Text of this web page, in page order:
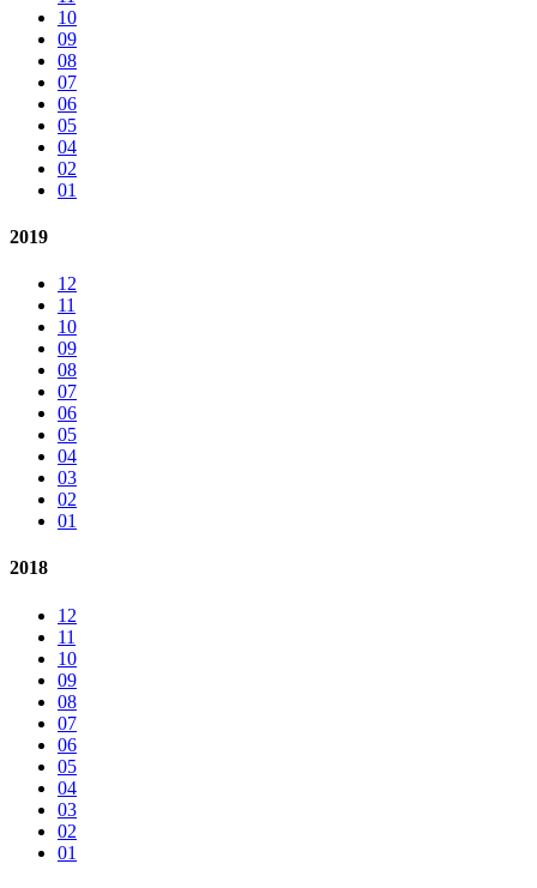
10
09
08
07
06
05
04
02
01
2019
12
11
10
09
08
07
06
05
04
03
02
01
2018
12
11
10
09
08
07
06
05
04
03
02
01